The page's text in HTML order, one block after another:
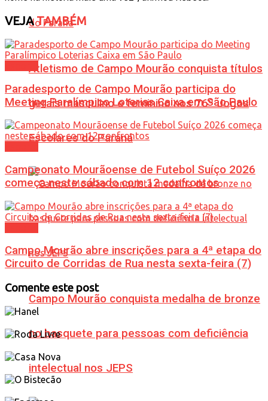
Atletismo de Campo Mourão conquista títulos
gerais masculino e feminino nos 76º Jogos
Escolares do Paraná
Campo Mourão conquista medalha de bronze
no basquete para pessoas com deficiência
intelectual nos JEPS
VEJATAMBÉM
Paradesporto de Campo Mourão participa do
Meeting Paralímpico Loterias Caixa em São Paulo
Campeonato Mourãoense de Futebol Suíço 2026
começa neste sábado com 12 confrontos
Campo Mourão abre inscrições para a 4ª etapa do
Circuito de Corridas de Rua nesta sexta-feira (7)
Comente este post